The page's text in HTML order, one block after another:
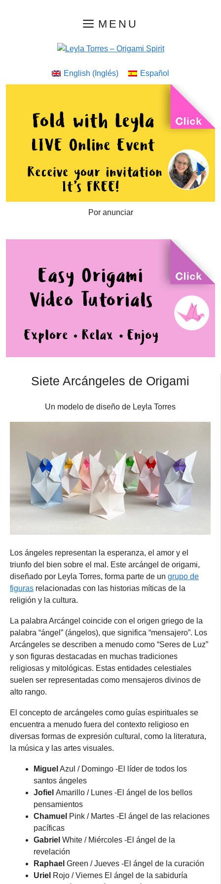
MENU
English ( Inglés) Español
Por anunciar
Siete Arcángeles de Origami
Un modelo de diseño de Leyla Torres
Los ángeles representan la esperanza, el amor y el
triunfo del bien sobre el mal. Este arcángel de origami,
diseñado por Leyla Torres, forma parte de un grupo de
figuras relacionadas con las historias míticas de la
religión y la cultura.
La palabra Arcángel coincide con el origen griego de la
palabra “ángel” (ángelos), que significa “mensajero”. Los
Arcángeles se describen a menudo como “Seres de Luz”
y son figuras destacadas en muchas tradiciones
religiosas y mitológicas. Estas entidades celestiales
suelen ser representadas como mensajeros divinos de
alto rango.
El concepto de arcángeles como guías espirituales se
encuentra a menudo fuera del contexto religioso en
diversas formas de expresión cultural, como la literatura,
la música y las artes visuales.
Miguel Azul / Domingo -El líder de todos los
santos ángeles
Jofiel Amarillo / Lunes -El ángel de los bellos
pensamientos
Chamuel Pink / Martes -El ángel de las relaciones
pacíficas
Gabriel White / Miércoles -El ángel de la
revelación
Raphael Green / Jueves -El ángel de la curación
Uriel Rojo / Viernes El ángel de la sabiduría